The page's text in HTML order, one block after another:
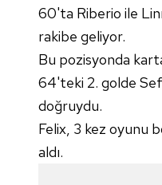
6698 sayılı
mevzuata
60'ta Riberio ile
rakibe geliyor.
Bu pozisyonda
64'teki 2. golde
doğruydu.
Felix, 3 kez oyunu
aldı.